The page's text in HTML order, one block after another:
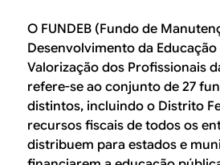
O FUNDEB (Fundo de
Desenvolvimento da Educação
Valorização dos Profissionais
refere-se ao conjunto de 27
distintos, incluindo o Distrito
recursos fiscais de todos os
distribuem para estados e